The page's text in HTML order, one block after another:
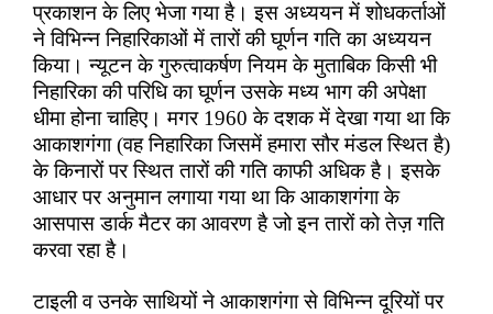
प्रकाशन के लिए भेजा गया है। इस अध्ययन में शोधकर्ताओं
ने विभिन्न निहारिकाओं में तारों की घूर्णन गति का अध्ययन
किया। न्यूटन के गुरुत्वाकर्षण नियम के मुताबिक किसी भी
निहारिका की परिधि का घूर्णन उसके मध्य भाग की अपेक्षा
धीमा होना चाहिए। मगर 1960 के दशक में देखा गया था कि
आकाशगंगा (वह निहारिका जिसमें हमारा सौर मंडल स्थित है)
के किनारों पर स्थित तारों की गति काफी अधिक है। इसके
आधार पर अनुमान लगाया गया था कि आकाशगंगा के
आसपास डार्क मैटर का आवरण है जो इन तारों को तेज़ गति
करवा रहा है।
टाइली व उनके साथियों ने आकाशगंगा से विभिन्न दूरियों पर